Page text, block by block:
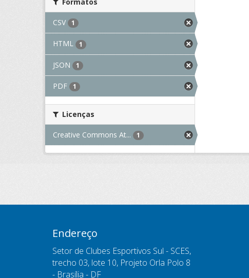
CSV 1
HTML 1
JSON 1
PDF 1
Licenças
Creative Commons At... 1
Endereço
Setor de Clubes Esportivos Sul - SCES,
trecho 03, lote 10, Projeto Orla Polo 8
- Brasília - DF